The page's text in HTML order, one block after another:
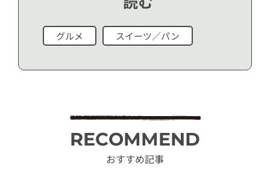
グルメ スイーツ／パン
RECOMMEND
おすすめ記事